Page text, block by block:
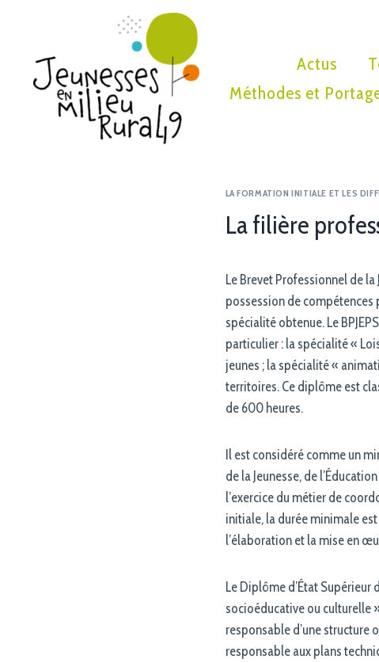
Actus
Méthodes et
LA FORMATION INITIALE ET LES
La filière
Le Brevet Professionnel de la
possession de compétences
spécialité obtenue. Le
particulier : la spécialité «
jeunes ; la spécialité «
territoires. Ce diplôme est
de 600 heures.
Il est considéré comme un
de la Jeunesse, de
l’exercice du métier de
initiale, la durée minimale
l’élaboration et la mise en
Le Diplôme d’État Supérieur
socioéducative ou culturelle
responsable d’une structure
responsable aux plans